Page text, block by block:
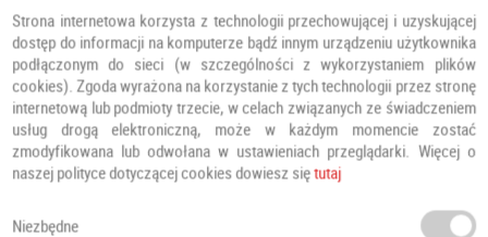
Strona internetowa korzysta z technologii przechowującej i uzyskującej
dostęp do informacji na komputerze bądź innym urządzeniu użytkownika
podłączonym do sieci (w szczególności z wykorzystaniem plików
cookies). Zgoda wyrażona na korzystanie z tych technologii przez stronę
internetową lub podmioty trzecie, w celach związanych ze świadczeniem
usług drogą elektroniczną, może w każdym momencie zostać
zmodyfikowana lub odwołana w ustawieniach przeglądarki. Więcej o
naszej polityce dotyczącej cookies dowiesz siętutaj
Niezbędne